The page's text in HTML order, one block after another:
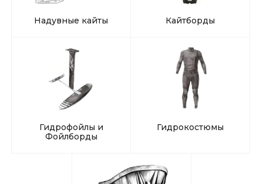
Надувные кайты Кайтборды
Гидрофойлы и
Фойлборды
Гидрокостюмы